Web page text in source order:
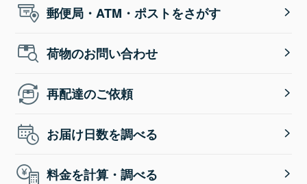
郵便局・ATM・ポストをさがす
荷物のお問い合わせ
再配達のご依頼
お届け日数を調べる
料金を計算・調べる